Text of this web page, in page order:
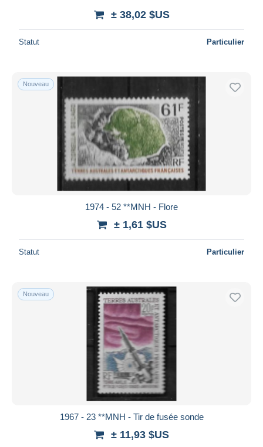
± 38,02 $US
Statut Particulier
Nouveau
1974 - 52 **MNH - Flore
± 1,61 $US
Statut Particulier
Nouveau
1967 - 23 **MNH - Tir de fusée sonde
± 11,93 $US